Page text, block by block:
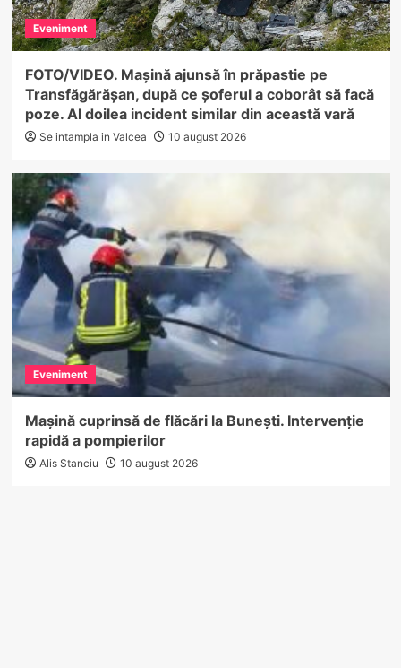
Eveniment
FOTO/VIDEO. Mașină ajunsă în prăpastie pe
Transfăgărășan, după ce șoferul a coborât să facă
poze. Al doilea incident similar din această vară
Se intampla in Valcea 10 august 2026
Eveniment
Mașină cuprinsă de flăcări la Bunești. Intervenție
rapidă a pompierilor
Alis Stanciu 10 august 2026